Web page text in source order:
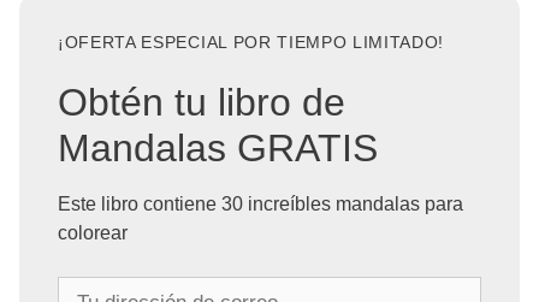
¡OFERTA ESPECIAL POR TIEMPO LIMITADO!
Obtén tu libro de
Mandalas GRATIS
Este libro contiene 30 increíbles mandalas para
colorear